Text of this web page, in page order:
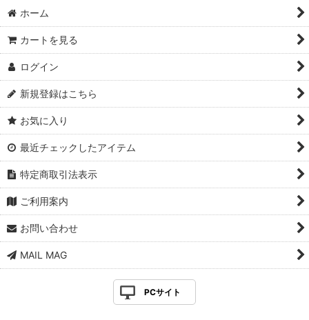
ホーム
カートを見る
ログイン
新規登録はこちら
お気に入り
最近チェックしたアイテム
特定商取引法表示
ご利用案内
お問い合わせ
MAIL MAG
PCサイト